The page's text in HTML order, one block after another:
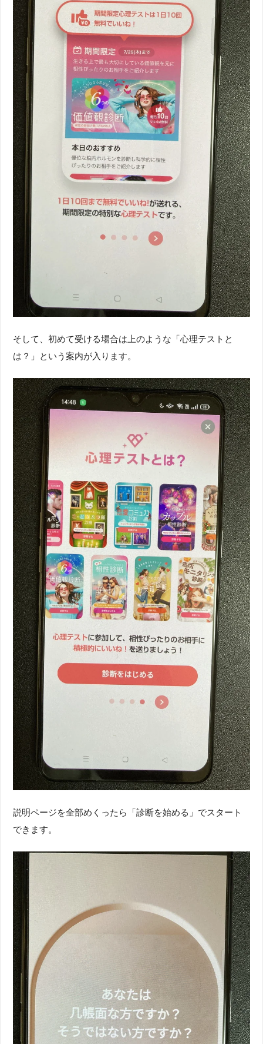
そして、初めて受ける場合は上のような「心理テストと
は？」という案内が入ります。
説明ページを全部めくったら「診断を始める」でスタート
できます。